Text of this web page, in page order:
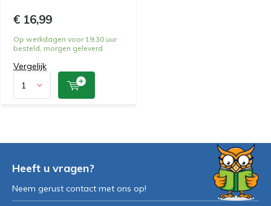
€ 16,99
Op werkdagen voor 19:30 uur
besteld, morgen geleverd
Vergelijk
Heeft u vragen?
Neem gerust contact met ons op!